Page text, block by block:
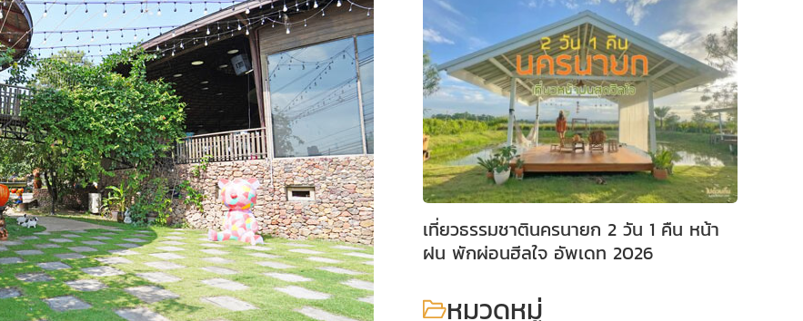
เที่ยวธรรมชาตินครนายก 2 วัน 1 คืน หน้า
ฝน พักผ่อนฮีลใจ อัพเดท 2026
หมวดหมู่